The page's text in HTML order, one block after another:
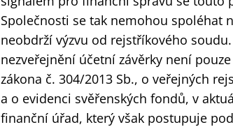
Společnosti se tak nemohou spoléhat
neobdrží výzvu od rejstříkového
nezveřejnění účetní závěrky není
zákona č. 304/2013 Sb., o veřejných
a o evidenci svěřenských fondů, v
finanční úřad, který však postupuje